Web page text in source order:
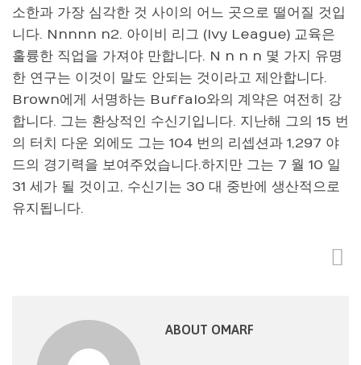
소한과 가장 심각한 것 사이의 어느 곳으로 떨어질 것입
니다. Nnnnn n2. 아이비 리그 (Ivy League) 교육은
훌륭한 직업을 가져야 만합니다. N n n n 몇 가지 유명
한 연구는 이것이 말도 안되는 것이라고 제안합니다.
Brown에게 서명하는 Buffalo와의 계약은 여전히 ​​강
합니다. 그는 환상적인 수신기입니다. 지난해 그의 15 번
의 터치 다운 외에도 그는 104 번의 리셉션과 1,297 야
드의 경기력을 보여주었습니다.하지만 그는 7 월 10 일
31 세가 될 것이고, 수신기는 30 대 중반에 생산적으로
유지됩니다.
ABOUT OMARF